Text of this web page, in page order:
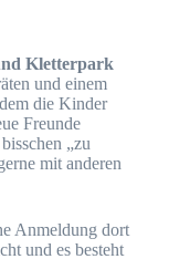
Kletterpark
und einem
die Kinder
Freunde
„zu
mit anderen
Anmeldung dort
und es besteht